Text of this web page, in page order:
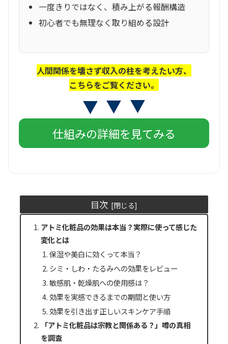
一度きりではなく、積み上がる報酬構造
初心者でも無理なく取り組める設計
人間関係を壊さず収入の柱を考えたい方、
こちらをご覧ください。
仕組みの詳細を見てみる
目次
アトミ化粧品の効果は本当？実際に使って感じた
変化とは
保湿や美白に効くって本当？
シミ・しわ・たるみへの効果をレビュー
敏感肌・乾燥肌への使用感は？
効果を実感できるまでの期間と使い方
効果を引き出す正しいスキンケア手順
「アトミ化粧品は宗教と関係ある？」噂の真相
を調査